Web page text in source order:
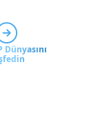
Dünyasını